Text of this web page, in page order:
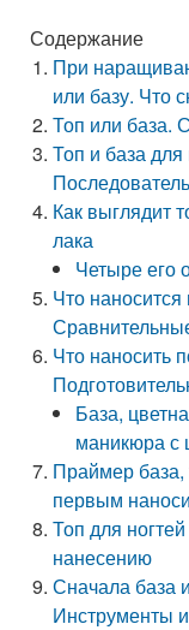
Содержание
При
или базу. Что
Топ или база.
Топ и база для
Как выглядит
лака
Четыре его
Что
Что наносить
База,
маникюра с
Праймер база,
первым
Топ для
нанесению
Сначала база
Инструменты